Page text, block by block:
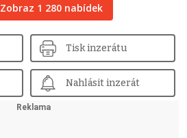
Zobraz 1 280 nabídek
Tisk inzerátu
Nahlásit inzerát